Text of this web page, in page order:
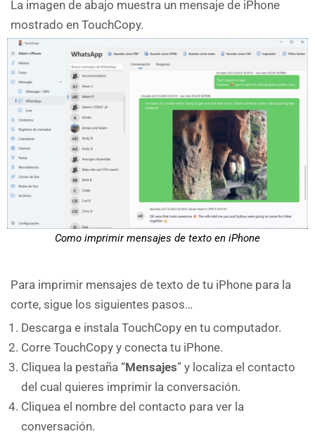
La imagen de abajo muestra un mensaje de iPhone
mostrado en TouchCopy.
Como imprimir mensajes de texto en iPhone
Para imprimir mensajes de texto de tu iPhone para la
corte, sigue los siguientes pasos…
Descarga e instala TouchCopy en tu computador.
Corre TouchCopy y conecta tu iPhone.
Cliquea la pestaña “Mensajes” y localiza el contacto
del cual quieres imprimir la conversación.
Cliquea el nombre del contacto para ver la
conversación.